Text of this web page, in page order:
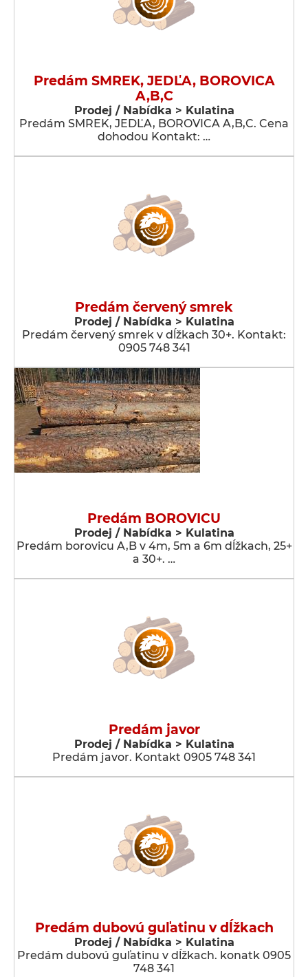
Predám SMREK, JEDĽA, BOROVICA
A,B,C
Prodej / Nabídka > Kulatina
Predám SMREK, JEDĽA, BOROVICA A,B,C. Cena
dohodou Kontakt: …
Predám červený smrek
Prodej / Nabídka > Kulatina
Predám červený smrek v dĺžkach 30+. Kontakt:
0905 748 341
Predám BOROVICU
Prodej / Nabídka > Kulatina
Predám borovicu A,B v 4m, 5m a 6m dĺžkach, 25+
a 30+. …
Predám javor
Prodej / Nabídka > Kulatina
Predám javor. Kontakt 0905 748 341
Predám dubovú guľatinu v dĺžkach
Prodej / Nabídka > Kulatina
Predám dubovú guľatinu v dĺžkach. konatk 0905
748 341